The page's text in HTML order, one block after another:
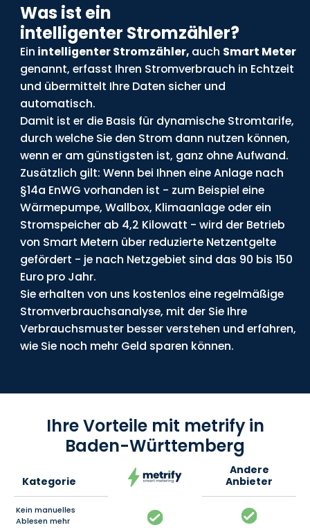
Was ist ein
intelligenter Stromzähler?
Ein intelligenter Stromzähler, auch Smart Meter
genannt, erfasst Ihren Stromverbrauch in Echtzeit
und übermittelt Ihre Daten sicher und
automatisch.
Damit ist er die Basis für dynamische Stromtarife,
durch welche Sie den Strom dann nutzen können,
wenn er am günstigsten ist, ganz ohne Aufwand.
Zusätzlich gilt: Wenn bei Ihnen eine Anlage nach
§14a EnWG vorhanden ist - zum Beispiel eine
Wärmepumpe, Wallbox, Klimaanlage oder ein
Stromspeicher ab 4,2 Kilowatt - wird der Betrieb
von Smart Metern über reduzierte Netzentgelte
gefördert - je nach Netzgebiet sind das 90 bis 150
Euro pro Jahr.
Sie erhalten von uns kostenlos eine regelmäßige
Stromverbrauchsanalyse, mit der Sie Ihre
Verbrauchsmuster besser verstehen und erfahren,
wie Sie noch mehr Geld sparen können.
Ihre Vorteile mit metrify in
Baden-Württemberg
Kategorie
Andere
Anbieter
Kein manuelles
Ablesen mehr